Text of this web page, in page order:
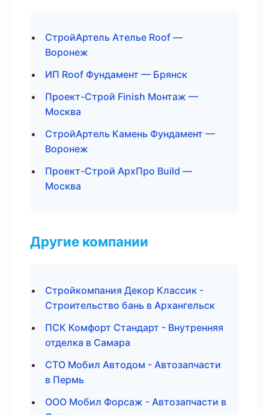
СтройАртель Ателье Roof —
Воронеж
ИП Roof Фундамент — Брянск
Проект-Строй Finish Монтаж —
Москва
СтройАртель Камень Фундамент —
Воронеж
Проект-Строй АрхПро Build —
Москва
Другие компании
Стройкомпания Декор Классик -
Строительство бань в Архангельск
ПСК Комфорт Стандарт - Внутренняя
отделка в Самара
СТО Мобил Автодом - Автозапчасти
в Пермь
ООО Мобил Форсаж - Автозапчасти в